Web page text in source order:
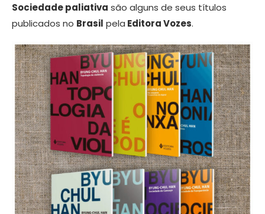
Sociedade paliativa são alguns de seus títulos
publicados no Brasil pela Editora Vozes.